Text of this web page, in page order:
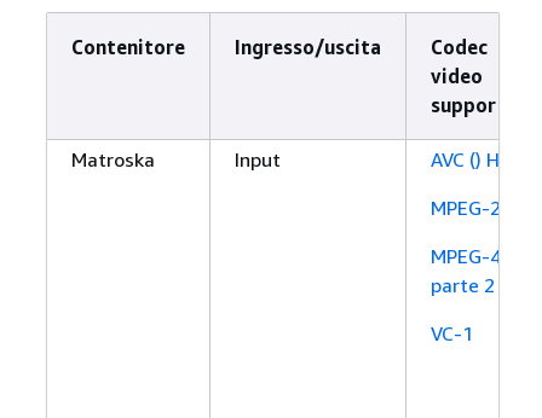
Contenitore Ingresso/uscita
Codec
video
supportato
Matroska Input
AVC () H.264
MPEG-2
MPEG-4
parte 2
VC-1